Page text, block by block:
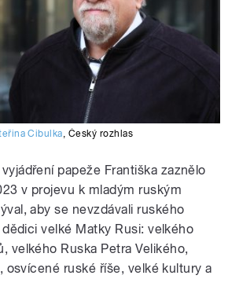
Cibulka, Český rozhlas
papeže Františka zaznělo
v projevu k mladým ruským
aby se nevzdávali ruského
velké Matky Rusi: velkého
velkého Ruska Petra Velikého,
osvícené ruské říše, velké kultury a